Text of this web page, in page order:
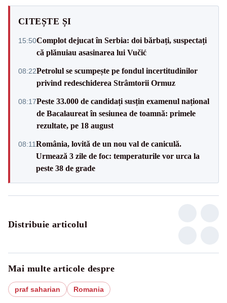
CITEȘTE ȘI
15:50Complot dejucat în Serbia: doi bărbați, suspectați
că plănuiau asasinarea lui Vučić
08:22Petrolul se scumpește pe fondul incertitudinilor
privind redeschiderea Strâmtorii Ormuz
08:17Peste 33.000 de candidați susțin examenul național
de Bacalaureat în sesiunea de toamnă: primele
rezultate, pe 18 august
08:11România, lovită de un nou val de caniculă.
Urmează 3 zile de foc: temperaturile vor urca la
peste 38 de grade
Distribuie articolul
Mai multe articole despre
praf saharian Romania